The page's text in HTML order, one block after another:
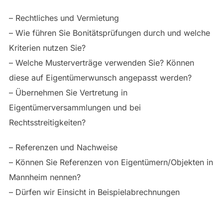
– Rechtliches und Vermietung
– Wie führen Sie Bonitätsprüfungen durch und welche
Kriterien nutzen Sie?
– Welche Musterverträge verwenden Sie? Können
diese auf Eigentümerwunsch angepasst werden?
– Übernehmen Sie Vertretung in
Eigentümerversammlungen und bei
Rechtsstreitigkeiten?
– Referenzen und Nachweise
– Können Sie Referenzen von Eigentümern/Objekten in
Mannheim nennen?
– Dürfen wir Einsicht in Beispielabrechnungen